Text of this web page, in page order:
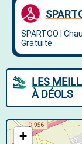
LES
À DÉOLS
+